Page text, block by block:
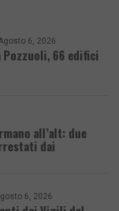
6, 2026
66 edifici
all’alt: due
dai
6, 2026